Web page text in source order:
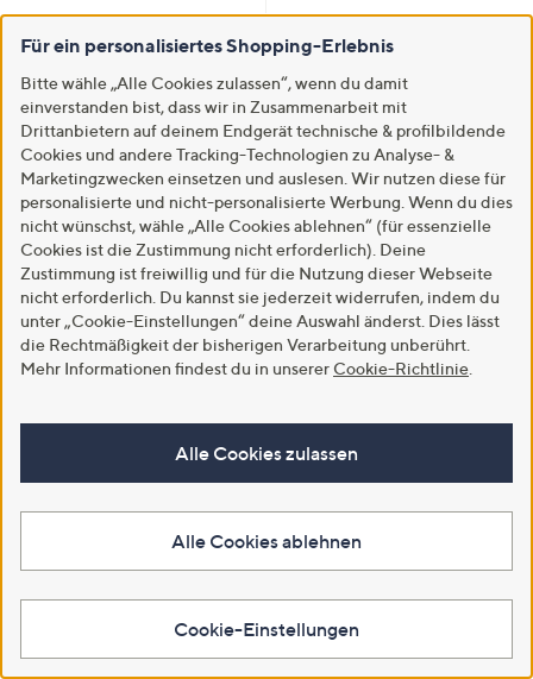
done.® Wohndecke ELLA
Waffelstruktur 100% Baumwolle
waschbar, 150x200cm
€ 56,95
In den Warenkorb
KAYOOM Kurzflorteppich Dilan
300 weiche Haptik
Farb-/Größenauswahl
€ 48,99 - € 129,99
Weitere Farben verfügbar
Für ein personalisiertes Shopping-Erlebnis
Bitte wähle „Alle Cookies zulassen“, wenn du damit
einverstanden bist, dass wir in Zusammenarbeit mit
Drittanbietern auf deinem Endgerät technische & profilbildende
Cookies und andere Tracking-Technologien zu Analyse- &
Marketingzwecken einsetzen und auslesen. Wir nutzen diese für
personalisierte und nicht-personalisierte Werbung. Wenn du dies
nicht wünschst, wähle „Alle Cookies ablehnen“ (für essenzielle
Cookies ist die Zustimmung nicht erforderlich). Deine
Zustimmung ist freiwillig und für die Nutzung dieser Webseite
nicht erforderlich. Du kannst sie jederzeit widerrufen, indem du
unter „Cookie-Einstellungen“ deine Auswahl änderst. Dies lässt
die Rechtmäßigkeit der bisherigen Verarbeitung unberührt.
Mehr Informationen findest du in unserer Cookie-Richtlinie
Alle Cookies zulassen
Alle Cookies ablehnen
Cookie-Einstellungen